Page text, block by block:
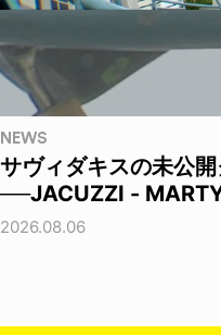
NEWS
サヴィダキスの未公
──JACUZZI -
2026.08.06